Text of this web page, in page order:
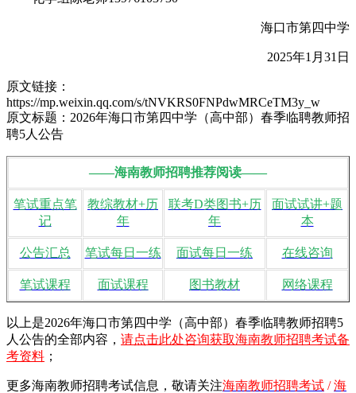
海口市第四中学
2025年1月31日
原文链接：
https://mp.weixin.qq.com/s/tNVKRS0FNPdwMRCeTM3y_w
原文标题：2026年海口市第四中学（高中部）春季临聘教师招
聘5人公告
——海南教师招聘推荐阅读——
笔试重点笔
记
教综教材+历
年
联考D类图书+历
年
面试试讲+题
本
公告汇总 笔试每日一练 面试每日一练 在线咨询
笔试课程 面试课程 图书教材 网络课程
以上是2026年海口市第四中学（高中部）春季临聘教师招聘5
人公告的全部内容， 请点击此处咨询获取海南教师招聘考试备
考资料 ；
更多海南教师招聘考试信息，敬请关注海南教师招聘考试 /海